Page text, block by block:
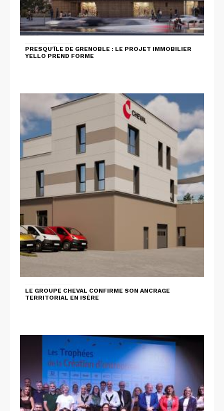
PRESQU'ÎLE DE GRENOBLE : LE PROJET IMMOBILIER
YELLO PREND FORME
LE GROUPE CHEVAL CONFIRME SON ANCRAGE
TERRITORIAL EN ISÈRE